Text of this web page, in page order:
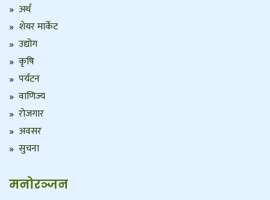
अर्थ
शेयर मार्केट
उद्योग
कृषि
पर्यटन
वाणिज्य
रोजगार
अवसर
सुचना
मनोरञ्जन